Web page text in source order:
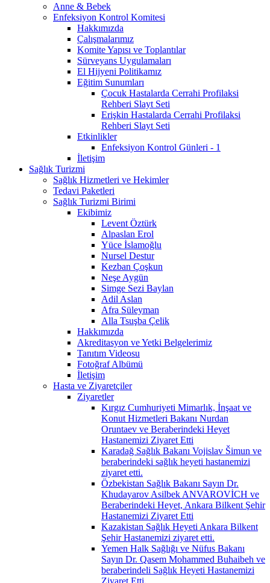
Anne & Bebek
Enfeksiyon Kontrol Komitesi
Hakkımızda
Çalışmalarımız
Komite Yapısı ve Toplantılar
Sürveyans Uygulamaları
El Hijyeni Politikamız
Eğitim Sunumları
Çocuk Hastalarda Cerrahi Profilaksi
Rehberi Slayt Seti
Erişkin Hastalarda Cerrahi Profilaksi
Rehberi Slayt Seti
Etkinlikler
Enfeksiyon Kontrol Günleri - 1
İletişim
Sağlık Turizmi
Sağlık Hizmetleri ve Hekimler
Tedavi Paketleri
Sağlık Turizmi Birimi
Ekibimiz
Levent Öztürk
Alpaslan Erol
Yüce İslamoğlu
Nursel Destur
Kezban Çoşkun
Neşe Aygün
Simge Sezi Baylan
Adil Aslan
Afra Süleyman
Alla Tsuşba Çelik
Hakkımızda
Akreditasyon ve Yetki Belgelerimiz
Tanıtım Videosu
Fotoğraf Albümü
İletişim
Hasta ve Ziyaretçiler
Ziyaretler
Kırgız Cumhuriyeti Mimarlık, İnşaat ve
Konut Hizmetleri Bakanı Nurdan
Oruntaev ve Beraberindeki Heyet
Hastanemizi Ziyaret Etti
Karadağ Sağlık Bakanı Vojislav Šimun ve
beraberindeki sağlık heyeti hastanemizi
ziyaret etti.
Özbekistan Sağlık Bakanı Sayın Dr.
Khudayarov Asilbek ANVAROVİCH ve
Beraberindeki Heyet, Ankara Bilkent Şehir
Hastanemizi Ziyaret Etti
Kazakistan Sağlık Heyeti Ankara Bilkent
Şehir Hastanemizi ziyaret etti.
Yemen Halk Sağlığı ve Nüfus Bakanı
Sayın Dr. Qasem Mohammed Buhaibeh ve
beraberindeli Sağlık Heyeti Hastanemizi
Ziyaret Etti.